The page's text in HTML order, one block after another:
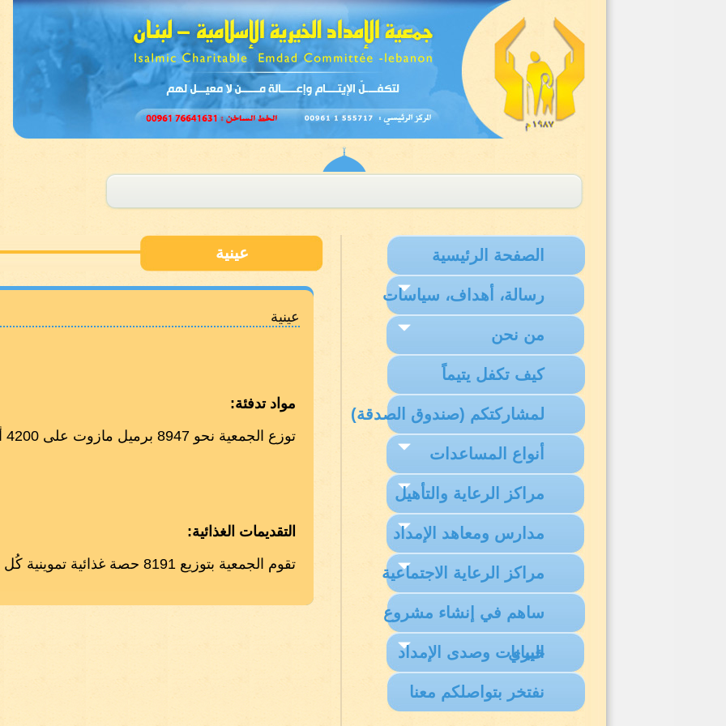
الصفحة الرئيسية
رسالة، أهداف، سياسات
من نحن
كيف تكفل يتيماً
لمشاركتكم (صندوق الصدقة)
أنواع المساعدات
مراكز الرعاية والتأهيل
مدارس ومعاهد الإمداد
مراكز الرعاية الاجتماعية
ساهم في إنشاء مشروع
خيري
البيانات وصدى الإمداد
نفتخر بتواصلكم معنا
عينية
عينية
مواد تدفئة:
توزع الجمعية نحو 8947 برميل مازوت على 4200 أسرة المقيمين في المناطق الباردة
التقديمات الغذائية:
تقوم الجمعية بتوزيع 8191 حصة غذائية تموينية كُل ثلاثة أشهر